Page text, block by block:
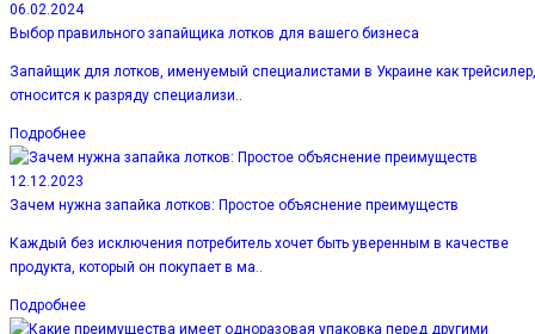
06.02.2024
Выбор правильного запайщика лотков для вашего бизнеса
Запайщик для лотков, именуемый специалистами в Украине как трейсилер,
относится к разряду специализи..
Подробнее
12.12.2023
Зачем нужна запайка лотков: Простое объяснение преимуществ
Каждый без исключения потребитель хочет быть уверенным в качестве
продукта, который он покупает в ма..
Подробнее